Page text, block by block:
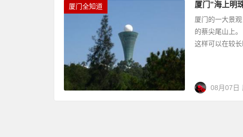
厦门全知道 厦门“海上明
厦门的一大景
的蔡尖尾山上
这样可以在较
08月07日